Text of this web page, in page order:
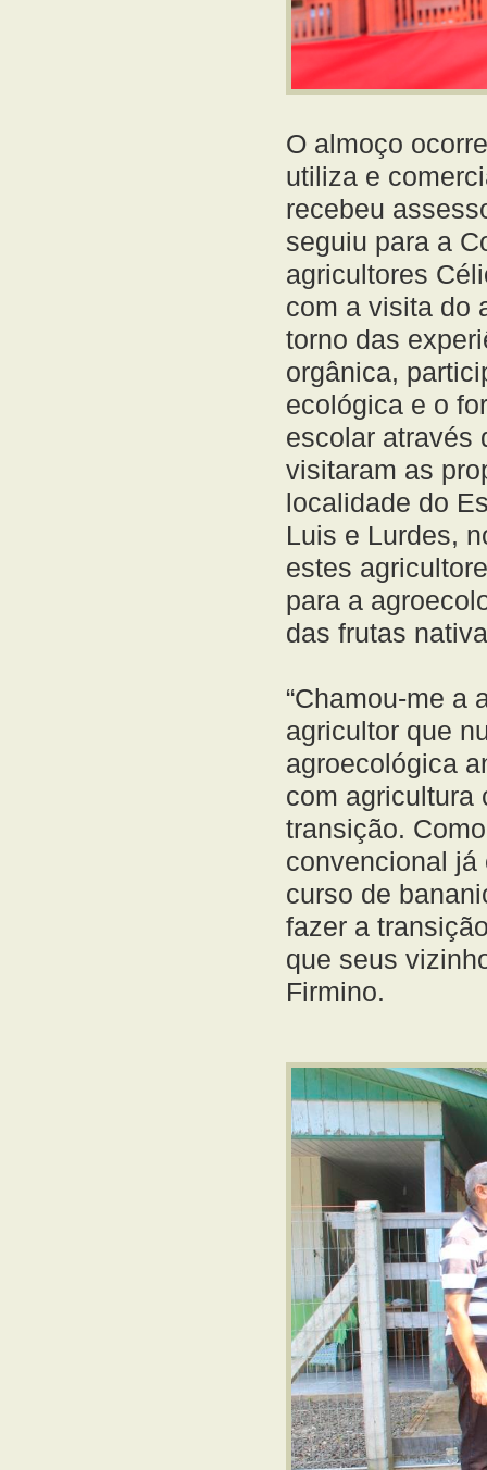
O almoço
utiliza e
recebeu
seguiu para a
agricultores
com a visita do
torno das
orgânica,
ecológica e o
escolar através
visitaram as
localidade do
Luis e Lurdes,
estes
para a
das frutas
“Chamou-me a
agricultor que
agroecológica
com agricultura
transição.
convencional já
curso de
fazer a
que seus
Firmino.